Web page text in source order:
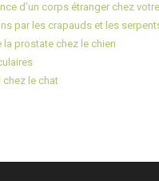
d’un corps étranger chez
par les crapauds et les
la prostate chez le chien
chez le chat